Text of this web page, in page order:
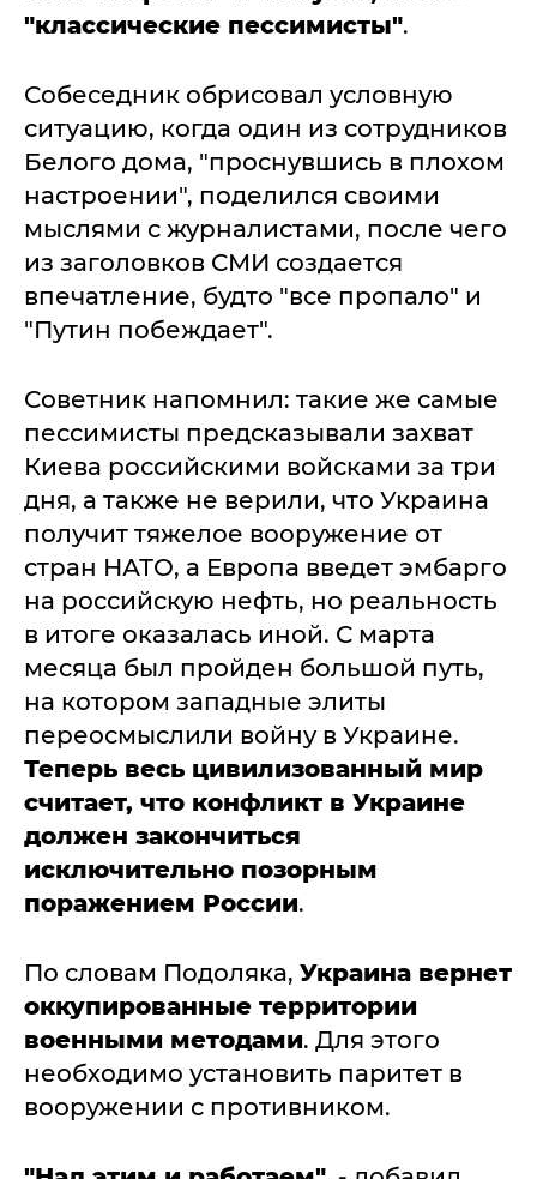
"классические пессимисты".
Собеседник обрисовал условную
ситуацию, когда один из сотрудников
Белого дома, "проснувшись в плохом
настроении", поделился своими
мыслями с журналистами, после чего
из заголовков СМИ создается
впечатление, будто "все пропало" и
"Путин побеждает".
Советник напомнил: такие же самые
пессимисты предсказывали захват
Киева российскими войсками за три
дня, а также не верили, что Украина
получит тяжелое вооружение от
стран НАТО, а Европа введет эмбарго
на российскую нефть, но реальность
в итоге оказалась иной. С марта
месяца был пройден большой путь,
на котором западные элиты
переосмыслили войну в Украине.
Теперь весь цивилизованный мир
считает, что конфликт в Украине
должен закончиться
исключительно позорным
поражением России.
По словам Подоляка, Украина вернет
оккупированные территории
военными методами. Для этого
необходимо установить паритет в
вооружении с противником.